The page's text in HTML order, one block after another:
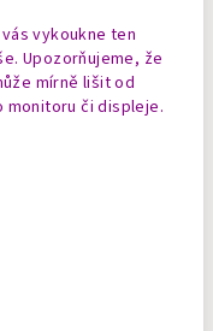
vykoukne ten
Upozorňujeme, že
mírně lišit od
monitoru či displeje.